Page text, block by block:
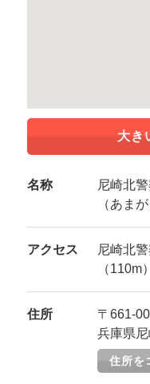
大き
名称
尼崎北
（あま
アクセス
尼崎北
（110m）
住所
〒661-
兵庫県
住所を